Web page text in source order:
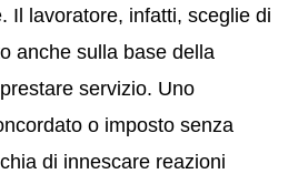
Il lavoratore, infatti, sceglie di
anche sulla base della
servizio. Uno
o imposto senza
di innescare reazioni